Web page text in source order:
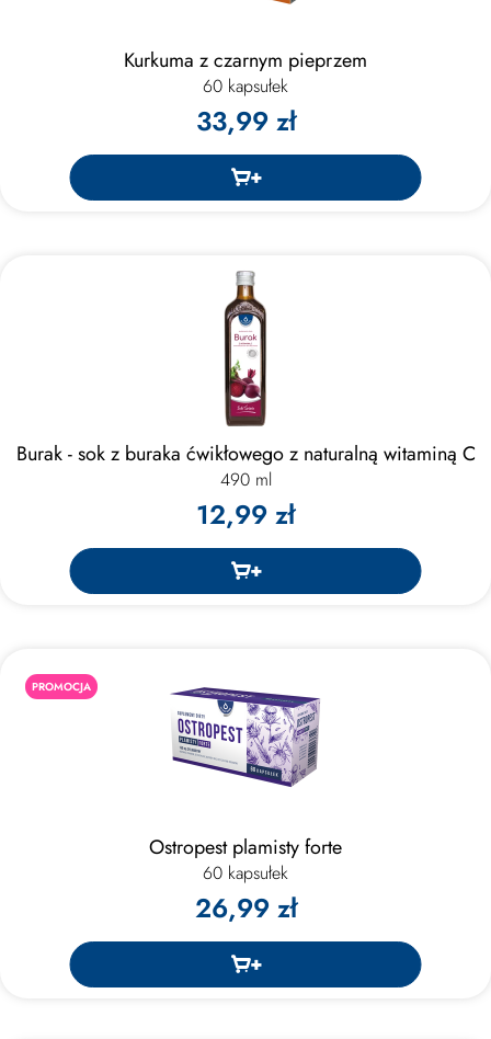
Kurkuma z czarnym pieprzem
60 kapsułek
33,99 zł
Burak - sok z buraka ćwikłowego z naturalną witaminą C
490 ml
12,99 zł
PROMOCJA
Ostropest plamisty forte
60 kapsułek
26,99 zł